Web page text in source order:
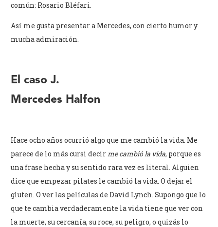
común: Rosario Bléfari.
Así me gusta presentar a Mercedes, con cierto humor y
mucha admiración.
El caso J.
Mercedes Halfon
Hace ocho años ocurrió algo que me cambió la vida. Me
parece de lo más cursi decirme cambió la vida, porque es
una frase hecha y su sentido rara vez es literal. Alguien
dice que empezar pilates le cambió la vida. O dejar el
gluten. O ver las películas de David Lynch. Supongo que lo
que te cambia verdaderamente la vida tiene que ver con
la muerte, su cercanía, su roce, su peligro, o quizás lo